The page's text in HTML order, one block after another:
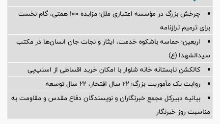
چرخش بزرگ در مؤسسه اعتباری ملل؛ مزایده ۱۰۰ همتی، گام نخست
برای ترمیم ترازنامه
اربعین؛ حماسه باشکوه خدمت، ایثار و نجات جان انسان‌ها در مکتب
سیدالشهدا (ع)
کالکشن تابستانه خانه شلوار با امکان خرید اقساطی از اسنپ‌پی
روایت یک مأموریت بزرگ؛ ۲۲ سال افتخار، ۲۲ سال توسعه
بیانیه دبیرکل مجمع خبرنگاران و نویسندگان دفاع مقدس و مقاومت به
مناسبت روز خبرنگار